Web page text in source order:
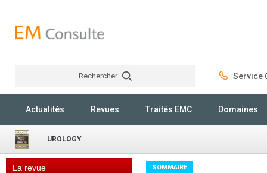
Rechercher Service
Actualités Revues Traités EMC Domaines
UROLOGY
La revue SOMMAIRE